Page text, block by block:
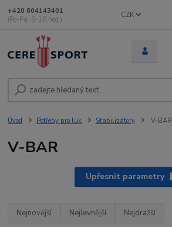
CZK
+420 604143401
(Po-Pá, 8-18 hod.)
Úvod Potřeby pro luk Stabilizátory V-BAR
V-BAR
Upřesnit parametry
Nejnovější Nejlevnější Nejdražší